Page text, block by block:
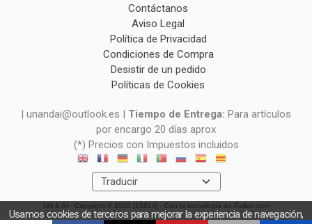
Contáctanos
Aviso Legal
Política de Privacidad
Condiciones de Compra
Desistir de un pedido
Políticas de Cookies
| unandai@outlook.es | Tiempo de Entrega: Para artículos
por encargo 20 días aprox
(*) Precios con Impuestos incluidos
UN & AI - Copyright © 2026 [15614] - Con la tecnología de Palbin.com
Usamos cookies de terceros para mejorar la experiencia de navegación,